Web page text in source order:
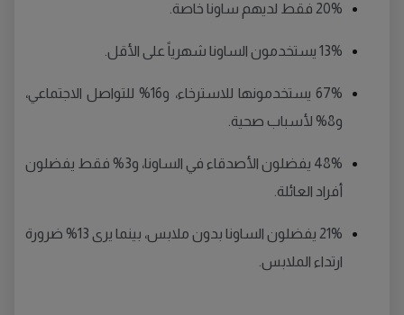
20% فقط لديهم ساونا خاصة.
13% يستخدمون الساونا شهرياً على الأقل.
67% يستخدمونها للاسترخاء، و16% للتواصل الاجتماعي،
و8% لأسباب صحية.
48% يفضلون الأصدقاء في الساونا، و3% فقط يفضلون
أفراد العائلة.
21% يفضلون الساونا بدون ملابس، بينما يرى 13% ضرورة
ارتداء الملابس.